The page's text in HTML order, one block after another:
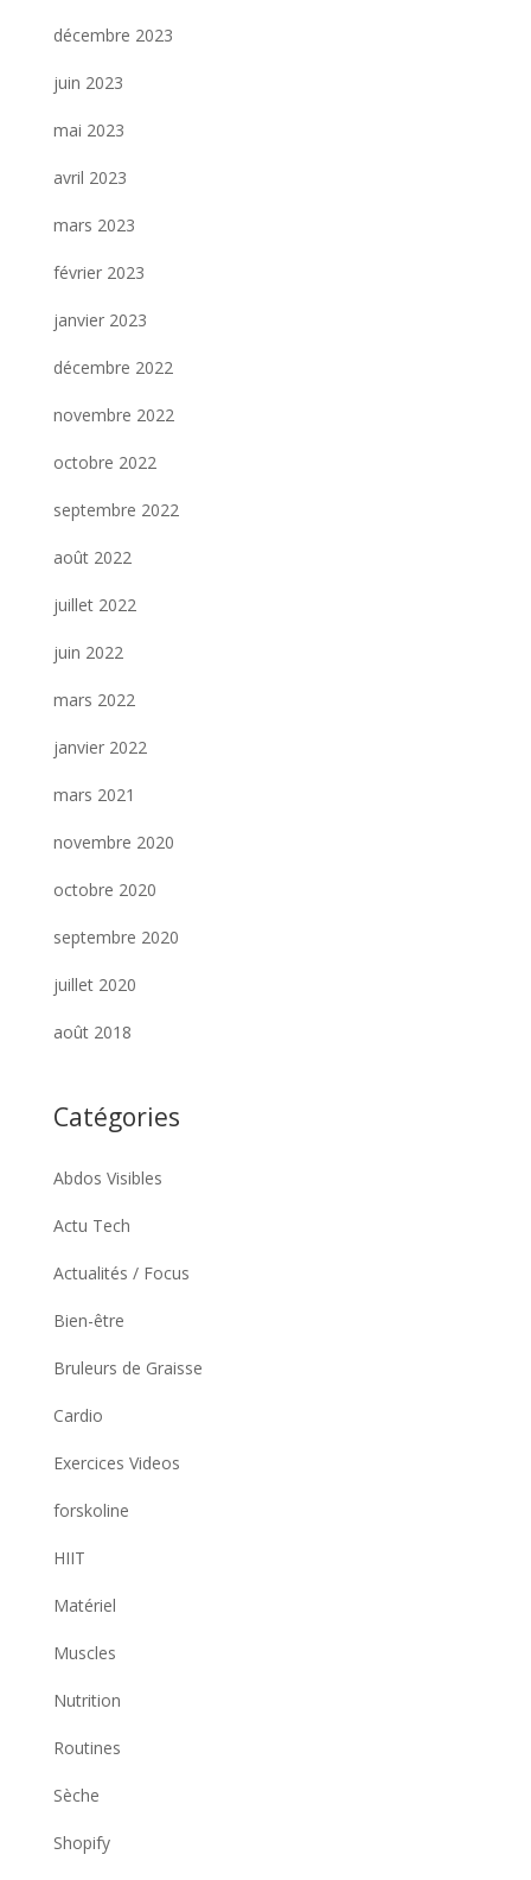
décembre 2023
juin 2023
mai 2023
avril 2023
mars 2023
février 2023
janvier 2023
décembre 2022
novembre 2022
octobre 2022
septembre 2022
août 2022
juillet 2022
juin 2022
mars 2022
janvier 2022
mars 2021
novembre 2020
octobre 2020
septembre 2020
juillet 2020
août 2018
Catégories
Abdos Visibles
Actu Tech
Actualités / Focus
Bien-être
Bruleurs de Graisse
Cardio
Exercices Videos
forskoline
HIIT
Matériel
Muscles
Nutrition
Routines
Sèche
Shopify